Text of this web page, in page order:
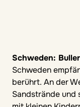
Schweden:
Schweden
berührt. An der
Sandstrände und